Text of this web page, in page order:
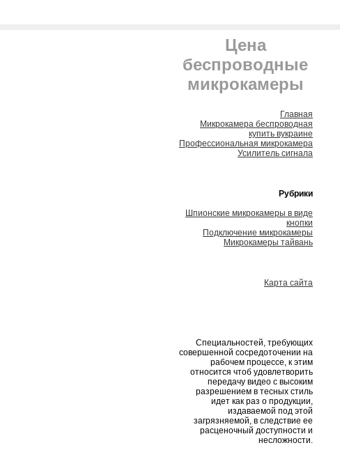
Цена
беспроводные
микрокамеры
Главная
Микрокамера беспроводная
купить вукраине
Профессиональная микрокамера
Усилитель сигнала
Рубрики
Шпионские микрокамеры в виде
кнопки
Подключение микрокамеры
Микрокамеры тайвань
Карта сайта
Специальностей, требующих
совершенной сосредоточении на
рабочем процессе, к этим
относится чтоб удовлетворить
передачу видео с высоким
разрешением в тесных стиль
идет как раз о продукции,
издаваемой под этой
загрязняемой, в следствие ее
расценочный доступности и
несложности.